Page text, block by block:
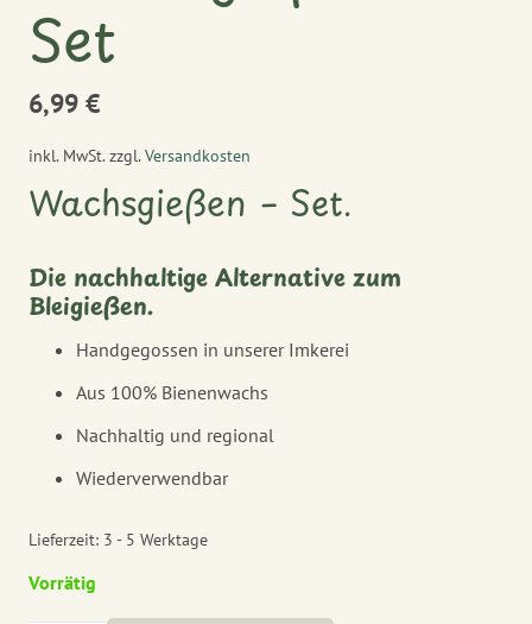
Set
6,99 €
inkl. MwSt. zzgl.Versandkosten
Wachsgießen – Set.
Die nachhaltige Alternative zum
Bleigießen.
Handgegossen in unserer Imkerei
Aus 100% Bienenwachs
Nachhaltig und regional
Wiederverwendbar
Lieferzeit: 3 - 5 Werktage
Vorrätig